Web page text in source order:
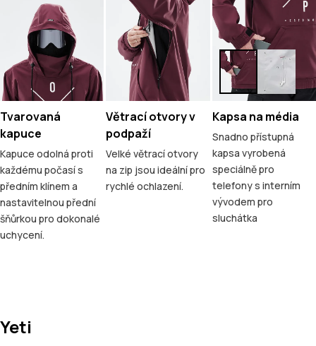
Tvarovaná
kapuce
Kapuce odolná proti
každému počasí s
předním klínem a
nastavitelnou přední
šňůrkou pro dokonalé
uchycení.
Větrací otvory v
podpaží
Velké větrací otvory
na zip jsou ideální pro
rychlé ochlazení.
Kapsa na média
Snadno přístupná
kapsa vyrobená
speciálně pro
telefony s interním
vývodem pro
sluchátka
Yeti